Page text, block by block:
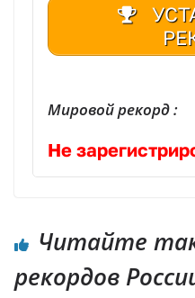
Мировой рекорд :
Не
Читайте
рекордов